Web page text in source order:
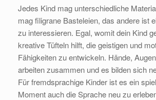
Jedes Kind mag unterschiedliche
mag filigrane Basteleien, das andere ist
zu interessieren. Egal, womit dein Kind
kreative Tüfteln hilft, die geistigen und
Fähigkeiten zu entwickeln. Hände,
arbeiten zusammen und es bilden sich
Für fremdsprachige Kinder ist es ein
Moment auch die Sprache neu zu